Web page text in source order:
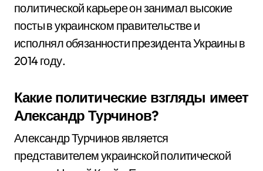
политической карьере он занимал высокие
посты в украинском правительстве и
исполнял обязанности президента Украины в
2014 году.
Какие политические взгляды имеет
Александр Турчинов?
Александр Турчинов является
представителем украинской политической